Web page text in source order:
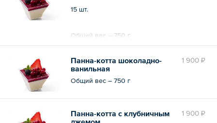
15 шт.
Общий вес – 750 г
1 900 ₽
Панна-котта шоколадно-
ванильная
Общий вес – 750 г
1 900 ₽
Панна-котта с клубничным